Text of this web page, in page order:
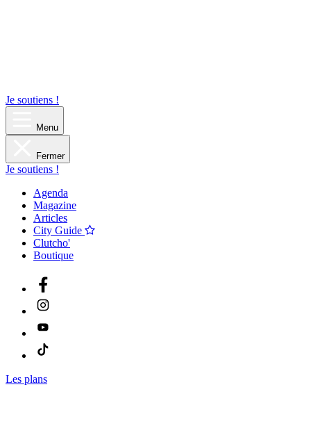
Je soutiens !
Menu
Fermer
Je soutiens !
Agenda
Magazine
Articles
City Guide
Clutcho'
Boutique
Les plans